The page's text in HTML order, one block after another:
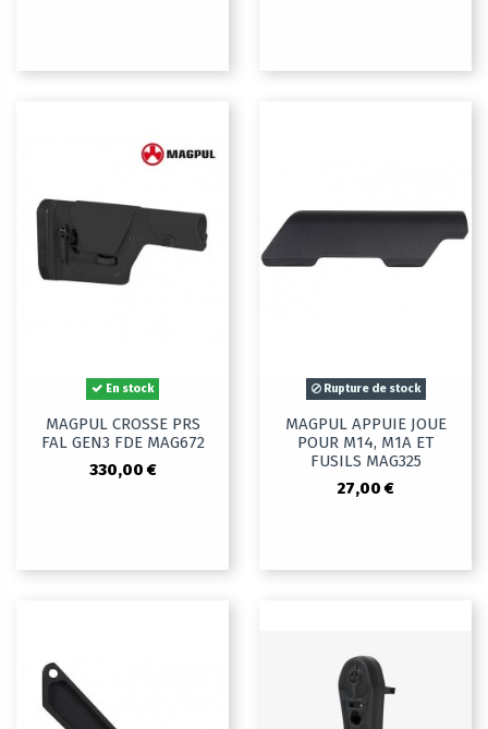
En stock
MAGPUL CROSSE PRS
FAL GEN3 FDE MAG672
330,00 €
Rupture de stock
MAGPUL APPUIE JOUE
POUR M14, M1A ET
FUSILS MAG325
27,00 €